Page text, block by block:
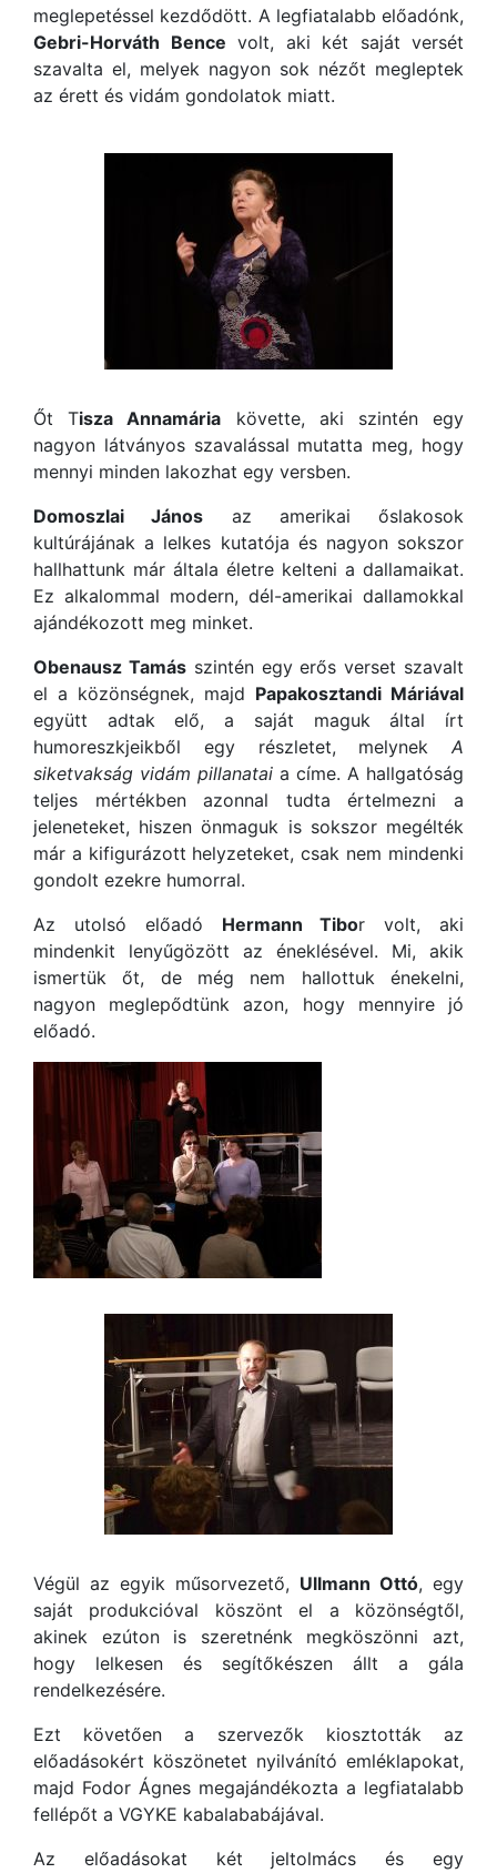
meglepetéssel kezdődött. A legfiatalabb előadónk,
Gebri-Horváth Bence volt, aki két saját versét
szavalta el, melyek nagyon sok nézőt megleptek
az érett és vidám gondolatok miatt.
Őt Tisza Annamária követte, aki szintén egy
nagyon látványos szavalással mutatta meg, hogy
mennyi minden lakozhat egy versben.
Domoszlai János az amerikai őslakosok
kultúrájának a lelkes kutatója és nagyon sokszor
hallhattunk már általa életre kelteni a dallamaikat.
Ez alkalommal modern, dél-amerikai dallamokkal
ajándékozott meg minket.
Obenausz Tamásszintén egy erős verset szavalt
el a közönségnek, majd Papakosztandi Máriával
együtt adtak elő, a saját maguk által írt
humoreszkjeikből egy részletet, melynek A
siketvakság vidám pillanatai a címe. A hallgatóság
teljes mértékben azonnal tudta értelmezni a
jeleneteket, hiszen önmaguk is sokszor megélték
már a kifigurázott helyzeteket, csak nem mindenki
gondolt ezekre humorral.
Az utolsó előadó Hermann Tibor volt, aki
mindenkit lenyűgözött az éneklésével. Mi, akik
ismertük őt, de még nem hallottuk énekelni,
nagyon meglepődtünk azon, hogy mennyire jó
előadó.
Végül az egyik műsorvezető, Ullmann Ottó, egy
saját produkcióval köszönt el a közönségtől,
akinek ezúton is szeretnénk megköszönni azt,
hogy lelkesen és segítőkészen állt a gála
rendelkezésére.
Ezt követően a szervezők kiosztották az
előadásokért köszönetet nyilvánító emléklapokat,
majd Fodor Ágnes megajándékozta a legfiatalabb
fellépőt a VGYKE kabalababájával.
Az előadásokat két jeltolmács és egy